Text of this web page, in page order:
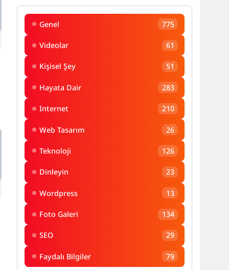
7
Boşanma Davası Nasıl Açılır? Güncel
Adım Adım Rehber
8
Yıldızı Yüksek İsimler 2026 | Enerjisi
Genel 775
Videolar 61
Kişisel Şey 51
Hayata Dair 283
Internet 210
Web Tasarım 26
Teknoloji 126
Dinleyin 23
Wordpress 13
Foto Galeri 134
SEO 29
Faydalı Bilgiler 79